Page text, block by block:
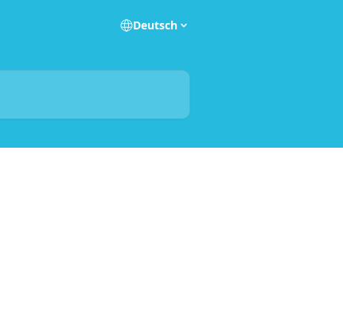
Deutsch